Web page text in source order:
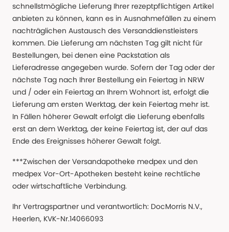
schnellstmögliche Lieferung Ihrer rezeptpflichtigen Artikel
anbieten zu können, kann es in Ausnahmefällen zu einem
nachträglichen Austausch des Versanddienstleisters
kommen. Die Lieferung am nächsten Tag gilt nicht für
Bestellungen, bei denen eine Packstation als
Lieferadresse angegeben wurde. Sofern der Tag oder der
nächste Tag nach Ihrer Bestellung ein Feiertag in NRW
und / oder ein Feiertag an Ihrem Wohnort ist, erfolgt die
Lieferung am ersten Werktag, der kein Feiertag mehr ist.
In Fällen höherer Gewalt erfolgt die Lieferung ebenfalls
erst an dem Werktag, der keine Feiertag ist, der auf das
Ende des Ereignisses höherer Gewalt folgt.
***Zwischen der Versandapotheke medpex und den
medpex Vor-Ort-Apotheken besteht keine rechtliche
oder wirtschaftliche Verbindung.
Ihr Vertragspartner und verantwortlich: DocMorris N.V.,
Heerlen, KVK-Nr.14066093